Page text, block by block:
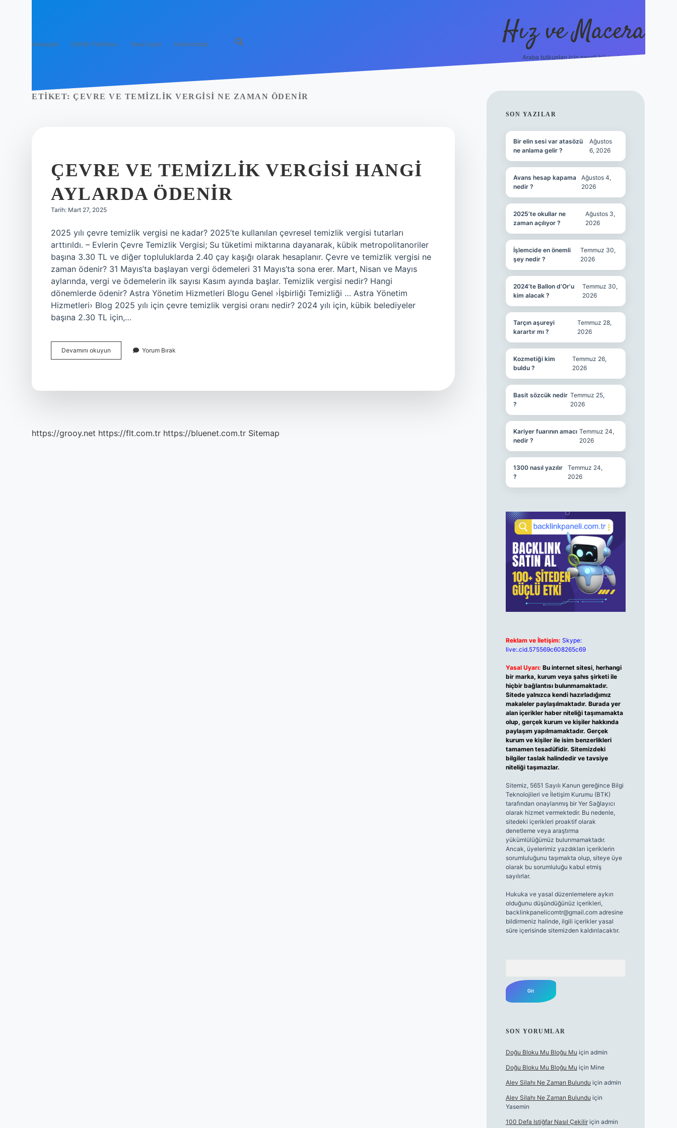
Anasayfa Gizlilik Politikası Yasal Uyarı Hakkımızda Hız ve Macera
Araba tutkunları için neşeli hikayeler!
ETIKET: ÇEVRE VE TEMIZLIK VERGISI NE ZAMAN ÖDENIR
ÇEVRE VE TEMIZLIK VERGISI HANGI
AYLARDA ÖDENIR
Tarih: Mart 27, 2025
2025 yılı çevre temizlik vergisi ne kadar? 2025’te kullanılan çevresel temizlik vergisi tutarları
arttırıldı. – Evlerin Çevre Temizlik Vergisi; Su tüketimi miktarına dayanarak, kübik metropolitanoriler
başına 3.30 TL ve diğer topluluklarda 2.40 çay kaşığı olarak hesaplanır. Çevre ve temizlik vergisi ne
zaman ödenir? 31 Mayıs’ta başlayan vergi ödemeleri 31 Mayıs’ta sona erer. Mart, Nisan ve Mayıs
aylarında, vergi ve ödemelerin ilk sayısı Kasım ayında başlar. Temizlik vergisi nedir? Hangi
dönemlerde ödenir? Astra Yönetim Hizmetleri Blogu Genel ›İşbirliği Temizliği … Astra Yönetim
Hizmetleri› Blog 2025 yılı için çevre temizlik vergisi oranı nedir? 2024 yılı için, kübik belediyeler
başına 2.30 TL için,…
Devamını okuyun
Ve
Yorum Bırak
https://grooy.net https://flt.com.tr https://bluenet.com.tr Sitemap
SIDEBAR
SON YAZILAR
Bir elin sesi var atasözü
ne anlama gelir ?
Ağustos
6, 2026
Avans hesap kapama
nedir ?
Ağustos 4,
2026
2025’te okullar ne
zaman açılıyor ?
Ağustos 3,
2026
İşlemcide en önemli
şey nedir ?
Temmuz 30,
2026
2024’te Ballon d’Or’u
kim alacak ?
Temmuz 30,
2026
Tarçın aşureyi
karartır mı ?
Temmuz 28,
2026
Kozmetiği kim
buldu ?
Temmuz 26,
2026
Basit sözcük nedir
?
Temmuz 25,
2026
Kariyer fuarının amacı
nedir ?
Temmuz 24,
2026
1300 nasıl yazılır
?
Temmuz 24,
2026
Reklam ve İletişim: Skype:
live:.cid.575569c608265c69
Yasal Uyarı: Bu internet sitesi, herhangi
bir marka, kurum veya şahıs şirketi ile
hiçbir bağlantısı bulunmamaktadır.
Sitede yalnızca kendi hazırladığımız
makaleler paylaşılmaktadır. Burada yer
alan içerikler haber niteliği taşımamakta
olup, gerçek kurum ve kişiler hakkında
paylaşım yapılmamaktadır. Gerçek
kurum ve kişiler ile isim benzerlikleri
tamamen tesadüfidir. Sitemizdeki
bilgiler taslak halindedir ve tavsiye
niteliği taşımazlar.
Sitemiz, 5651 Sayılı Kanun gereğince Bilgi
Teknolojileri ve İletişim Kurumu (BTK)
tarafından onaylanmış bir Yer Sağlayıcı
olarak hizmet vermektedir. Bu nedenle,
sitedeki içerikleri proaktif olarak
denetleme veya araştırma
yükümlülüğümüz bulunmamaktadır.
Ancak, üyelerimiz yazdıkları içeriklerin
sorumluluğunu taşımakta olup, siteye üye
olarak bu sorumluluğu kabul etmiş
sayılırlar.
Hukuka ve yasal düzenlemelere aykırı
olduğunu düşündüğünüz içerikleri,
backlinkpanelicomtr@gmail.comadresine
bildirmeniz halinde, ilgili içerikler yasal
süre içerisinde sitemizden kaldırılacaktır.
SON YORUMLAR
Doğu Bloku Mu Bloğu Mu için admin
Doğu Bloku Mu Bloğu Mu için Mine
Alev Silahı Ne Zaman Bulundu için admin
Alev Silahı Ne Zaman Bulundu için
Yasemin
100 Defa Istiğfar Nasıl Çekiliriçin admin
tulipbet.online